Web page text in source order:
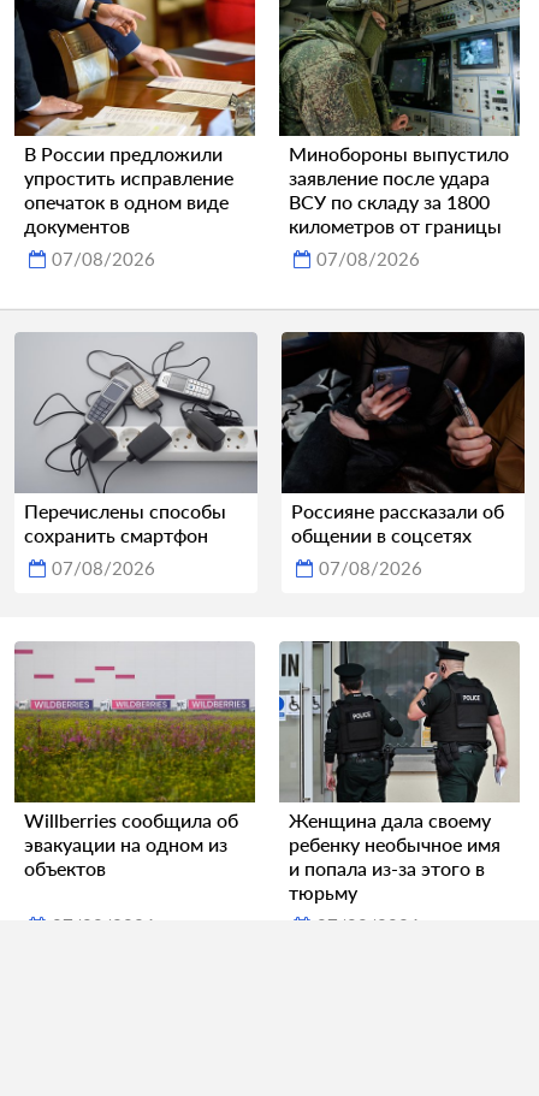
В России предложили
упростить исправление
опечаток в одном виде
документов
07/08/2026
Минобороны выпустило
заявление после удара
ВСУ по складу за 1800
километров от границы
07/08/2026
Перечислены способы
сохранить смартфон
07/08/2026
Россияне рассказали об
общении в соцсетях
07/08/2026
Willberries сообщила об
эвакуации на одном из
объектов
07/08/2026
Женщина дала своему
ребенку необычное имя
и попала из-за этого в
тюрьму
07/08/2026